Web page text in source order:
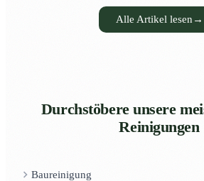
Alle Artikel lesen →
Durchstöbere unsere
Reinigungen
Baureinigung